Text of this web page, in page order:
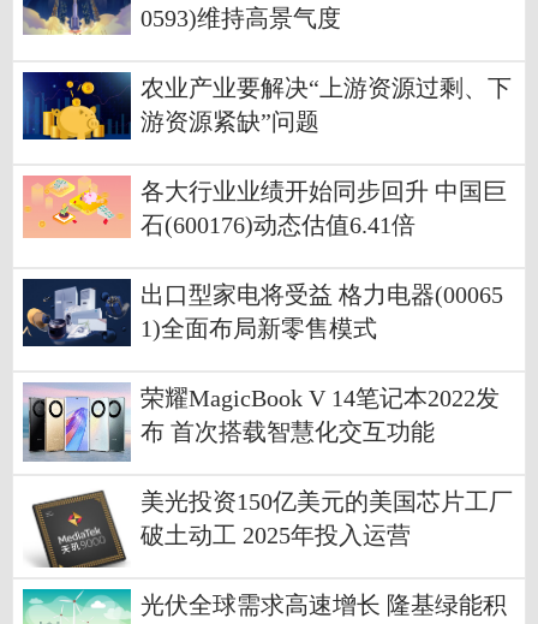
0593)维持高景气度
农业产业要解决“上游资源过剩、下
游资源紧缺”问题
各大行业业绩开始同步回升 中国巨
石(600176)动态估值6.41倍
出口型家电将受益 格力电器(00065
1)全面布局新零售模式
荣耀MagicBook V 14笔记本2022发
布 首次搭载智慧化交互功能
美光投资150亿美元的美国芯片工厂
破土动工 2025年投入运营
光伏全球需求高速增长 隆基绿能积